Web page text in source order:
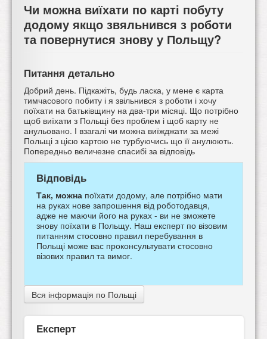
Чи можна виїхати по карті побуту
додому якщо звяльнився з роботи
та повернутися знову у Польщу?
Питання детально
Добрий день. Підкажіть, будь ласка, у мене є карта
тимчасового побиту і я звільнився з роботи і хочу
поїхати на батьківщину на два-три місяці. Що потрібно
щоб виїхати з Польщі без проблем і щоб карту не
анульовано. І взагалі чи можна виїжджати за межі
Польщі з цією картою не турбуючись що її анулюють.
Попередньо величезне спасибі за відповідь
Відповідь
Так, можна поїхати додому, але потрібно мати
на руках нове запрошення від роботодавця,
адже не маючи його на руках - ви не зможете
знову поїхати в Польщу. Наш експерт по візовим
питанням стосовно правил перебування в
Польщі може вас проконсультувати стосовно
візових правил та вимог.
Вся інформація по Польщі
Експерт